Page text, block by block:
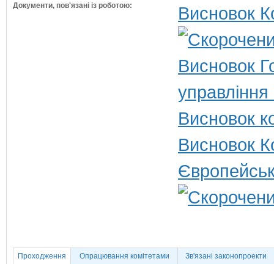
Документи, пов'язані із роботою: Висновок
Висновок
Висновок
Висновок
Проходження Опрацювання комітетами Зв'язані законопроекти